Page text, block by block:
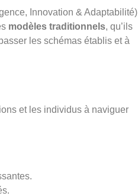
Innovation & Adaptabilité)
modèles traditionnels, qu’ils
les schémas établis et à
et les individus à naviguer